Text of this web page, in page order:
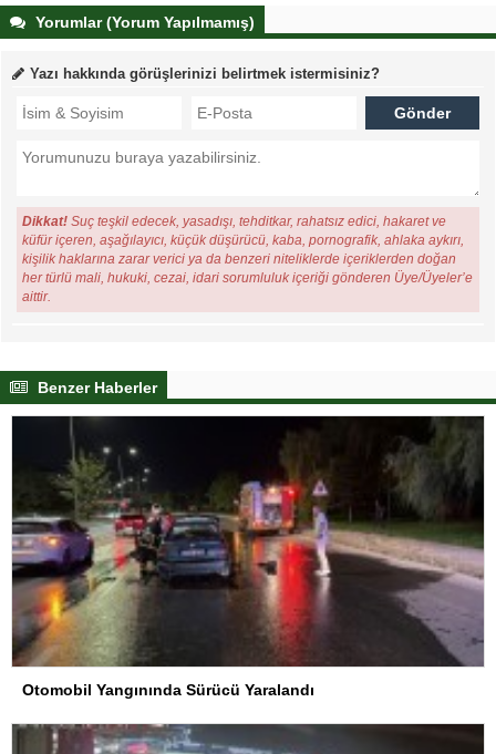
Yorumlar (Yorum Yapılmamış)
Yazı hakkında görüşlerinizi belirtmek istermisiniz?
Dikkat! Suç teşkil edecek, yasadışı, tehditkar, rahatsız edici, hakaret ve
küfür içeren, aşağılayıcı, küçük düşürücü, kaba, pornografik, ahlaka aykırı,
kişilik haklarına zarar verici ya da benzeri niteliklerde içeriklerden doğan
her türlü mali, hukuki, cezai, idari sorumluluk içeriği gönderen Üye/Üyeler’e
aittir.
Benzer Haberler
Otomobil Yangınında Sürücü Yaralandı